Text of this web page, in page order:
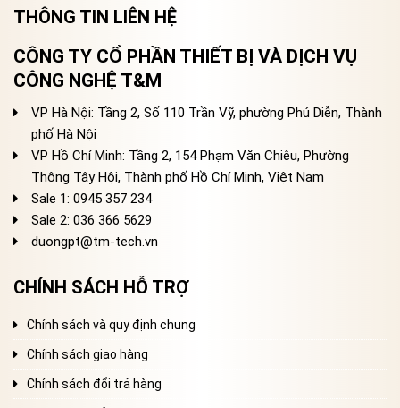
THÔNG TIN LIÊN HỆ
CÔNG TY CỔ PHẦN THIẾT BỊ VÀ DỊCH VỤ
CÔNG NGHỆ T&M
VP Hà Nội: Tầng 2, Số 110 Trần Vỹ, phường Phú Diễn, Thành
phố Hà Nội
VP Hồ Chí Minh: Tầng 2, 154 Phạm Văn Chiêu, Phường
Thông Tây Hội, Thành phố Hồ Chí Minh, Việt Nam
Sale 1: 0945 357 234
Sale 2: 036 366 5629
duongpt@tm-tech.vn
CHÍNH SÁCH HỖ TRỢ
Chính sách và quy định chung
Chính sách giao hàng
Chính sách đổi trả hàng